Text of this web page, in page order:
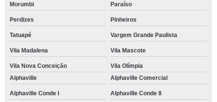
Morumbi Paraíso
Perdizes Pinheiros
Tatuapé Vargem Grande Paulista
Vila Madalena Vila Mascote
Vila Nova Conceição
Vila Olímpia
Alphaville
Alphaville Comercial
Alphaville Conde I Alphaville Conde II